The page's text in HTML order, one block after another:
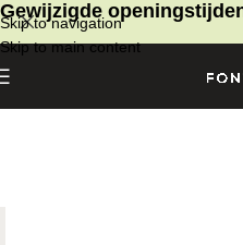
Skip to navigation
Skip to main content
Gewijzigde